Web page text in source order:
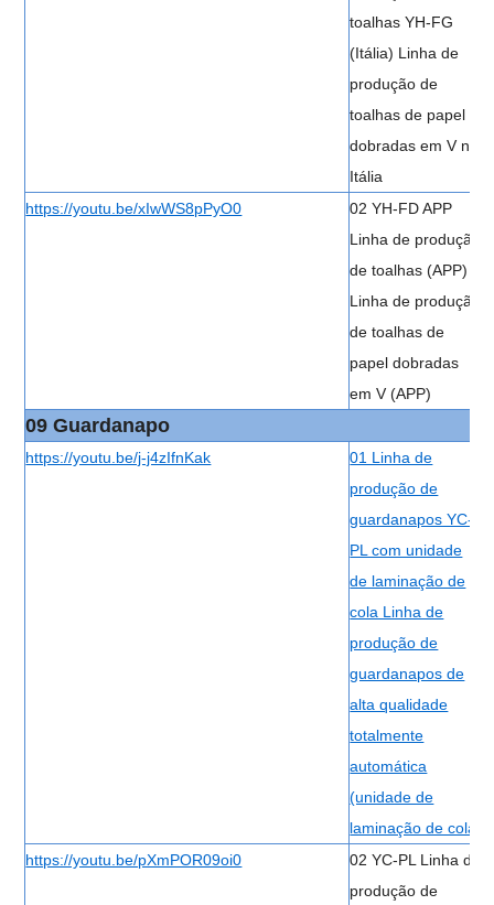
toalhas YH-FG
(Itália) Linha de
produção de
toalhas de papel
dobradas em V na
Itália
https://youtu.be/xIwWS8pPyO0
02 YH-FD APP
Linha de produção
de toalhas (APP)
Linha de produção
de toalhas de
papel dobradas
em V (APP)
09 Guardanapo
https://youtu.be/j-j4zIfnKak
01 Linha de
produção de
guardanapos YC-
PL com unidade
de laminação de
cola Linha de
produção de
guardanapos de
alta qualidade
totalmente
automática
(unidade de
laminação de cola)
https://youtu.be/pXmPOR09oi0
02 YC-PL Linha de
produção de